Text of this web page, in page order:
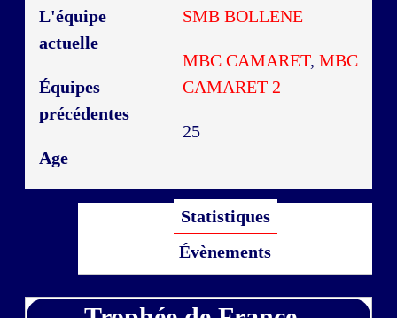
L'équipe
actuelle
SMB BOLLENE
Équipes
précédentes
MBC CAMARET, MBC
CAMARET 2
Age
25
Statistiques
Évènements